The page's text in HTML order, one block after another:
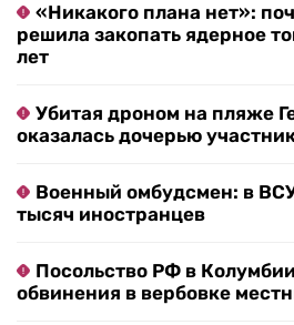
«Никакого плана нет»:
решила закопать ядерное
лет
Убитая дроном на пляже
оказалась дочерью
Военный омбудсмен: в
тысяч иностранцев
Посольство РФ в
обвинения в вербовке